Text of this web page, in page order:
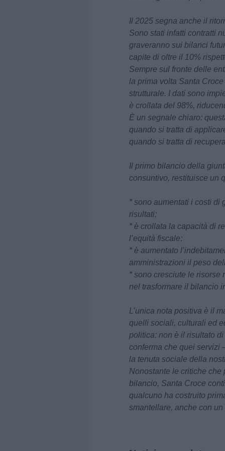
Il 2025 segna anche il
Sono stati infatti contratti
graveranno sui bilanci
capite di oltre il 10%
Sempre sul fronte delle
la prima volta Santa
strutturale. I dati sono
è crollata del 98%,
È un segnale chiaro:
quando si tratta di
quando si tratta di
Il primo bilancio della
consuntivo, restituisce un
* sono aumentati i costi di
risultati;
* è crollata la capacità di
l’equità fiscale;
* è aumentato
amministrazioni il peso
* sono cresciute le risorse
nel trasformare il bilancio
L’unica nota positiva è il
quelli sociali, culturali ed
politica: non è il risultato
conferma che quei
la tenuta sociale della
Nonostante le critiche
bilancio, Santa Croce
qualcuno ha costruito
smantellare, anche con un